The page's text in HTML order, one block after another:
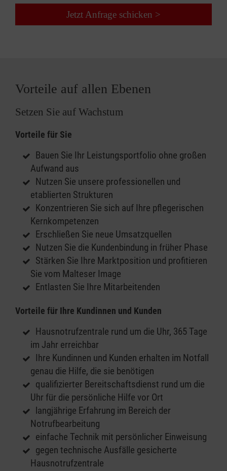
Jetzt Anfrage schicken >
Vorteile auf allen Ebenen
Setzen Sie auf Wachstum
Vorteile für Sie
Bauen Sie Ihr Leistungsportfolio ohne großen
Aufwand aus
Nutzen Sie unsere professionellen und
etablierten Strukturen
Konzentrieren Sie sich auf Ihre pflegerischen
Kernkompetenzen
Erschließen Sie neue Umsatzquellen
Nutzen Sie die Kundenbindung in früher Phase
Stärken Sie Ihre Marktposition und profitieren
Sie vom Malteser Image
Entlasten Sie Ihre Mitarbeitenden
Vorteile für Ihre Kundinnen und Kunden
Hausnotrufzentrale rund um die Uhr, 365 Tage
im Jahr erreichbar
Ihre Kundinnen und Kunden erhalten im Notfall
genau die Hilfe, die sie benötigen
qualifizierter Bereitschaftsdienst rund um die
Uhr für die persönliche Hilfe vor Ort
langjährige Erfahrung im Bereich der
Notrufbearbeitung
einfache Technik mit persönlicher Einweisung
gegen technische Ausfälle gesicherte
Hausnotrufzentrale